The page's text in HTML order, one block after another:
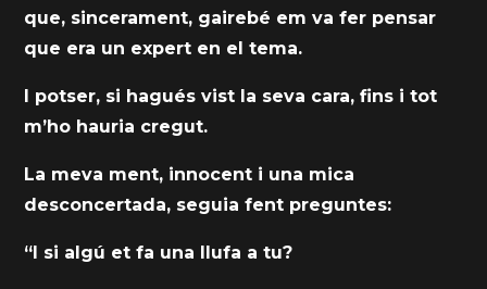
que, sincerament, gairebé em va fer pensar
que era un expert en el tema.
I potser, si hagués vist la seva cara, fins i tot
m’ho hauria cregut.
La meva ment, innocent i una mica
desconcertada, seguia fent preguntes:
“I si algú et fa una llufa a tu?